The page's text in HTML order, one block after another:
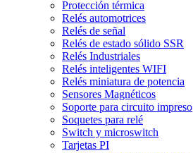
Protección térmica
Relés automotrices
Relés de señal
Relés de estado sólido SSR
Relés Industriales
Relés inteligentes WIFI
Relés miniatura de potencia
Sensores Magnéticos
Soporte para circuito impreso
Soquetes para relé
Switch y microswitch
Tarjetas PI